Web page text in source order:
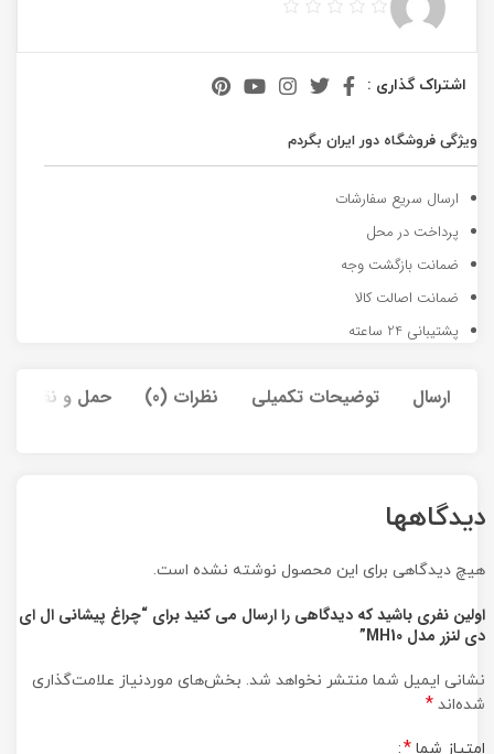
اشتراک گذاری :
ویژگی فروشگاه دور ایران بگردم
ارسال سریع سفارشات
پرداخت در محل
ضمانت بازگشت وجه
ضمانت اصالت کالا
پشتیبانی 24 ساعته
ارسال توضیحات تکمیلی نظرات (0) حمل و نقل کالا
دیدگاهها
هیچ دیدگاهی برای این محصول نوشته نشده است.
اولین نفری باشید که دیدگاهی را ارسال می کنید برای “چراغ پیشانی ال ای
دی لنزر مدل MH10”
نشانی ایمیل شما منتشر نخواهد شد. بخش‌های موردنیاز علامت‌گذاری
شده‌اند *
امتیاز شما *